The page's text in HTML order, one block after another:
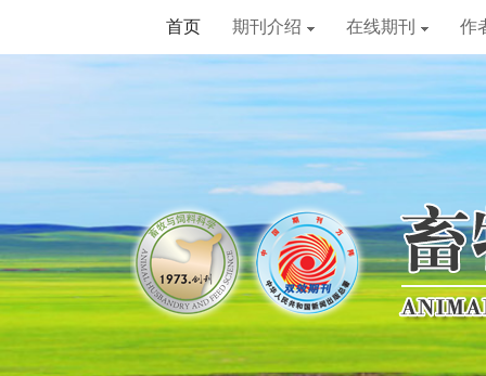
首页 期刊介绍 在线期刊 作